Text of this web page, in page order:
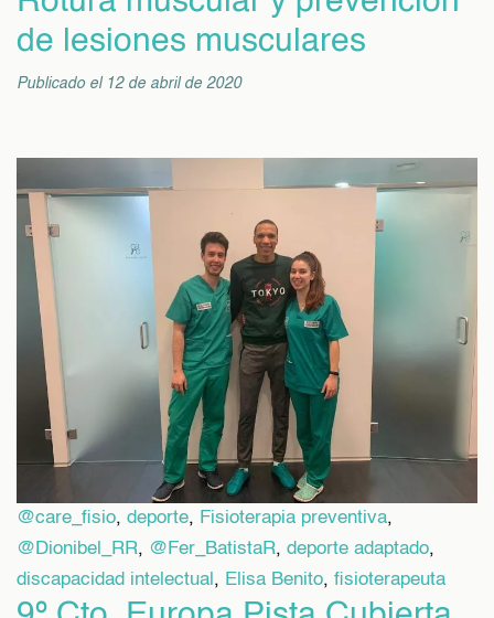
de lesiones musculares
Publicado el 12 de abril de 2020
@care_fisio, deporte, Fisioterapia preventiva,
@Dionibel_RR, @Fer_BatistaR, deporte adaptado,
discapacidad intelectual , Elisa Benito, fisioterapeuta